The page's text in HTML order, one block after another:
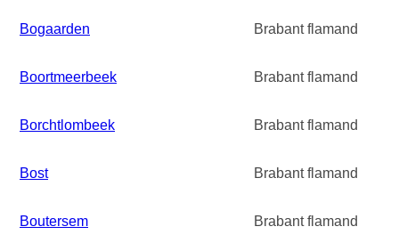
Bogaarden Brabant flamand
Boortmeerbeek Brabant flamand
Borchtlombeek Brabant flamand
Bost Brabant flamand
Boutersem Brabant flamand